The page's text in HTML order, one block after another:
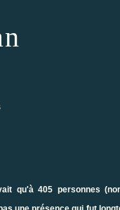
qu'à 405 personnes